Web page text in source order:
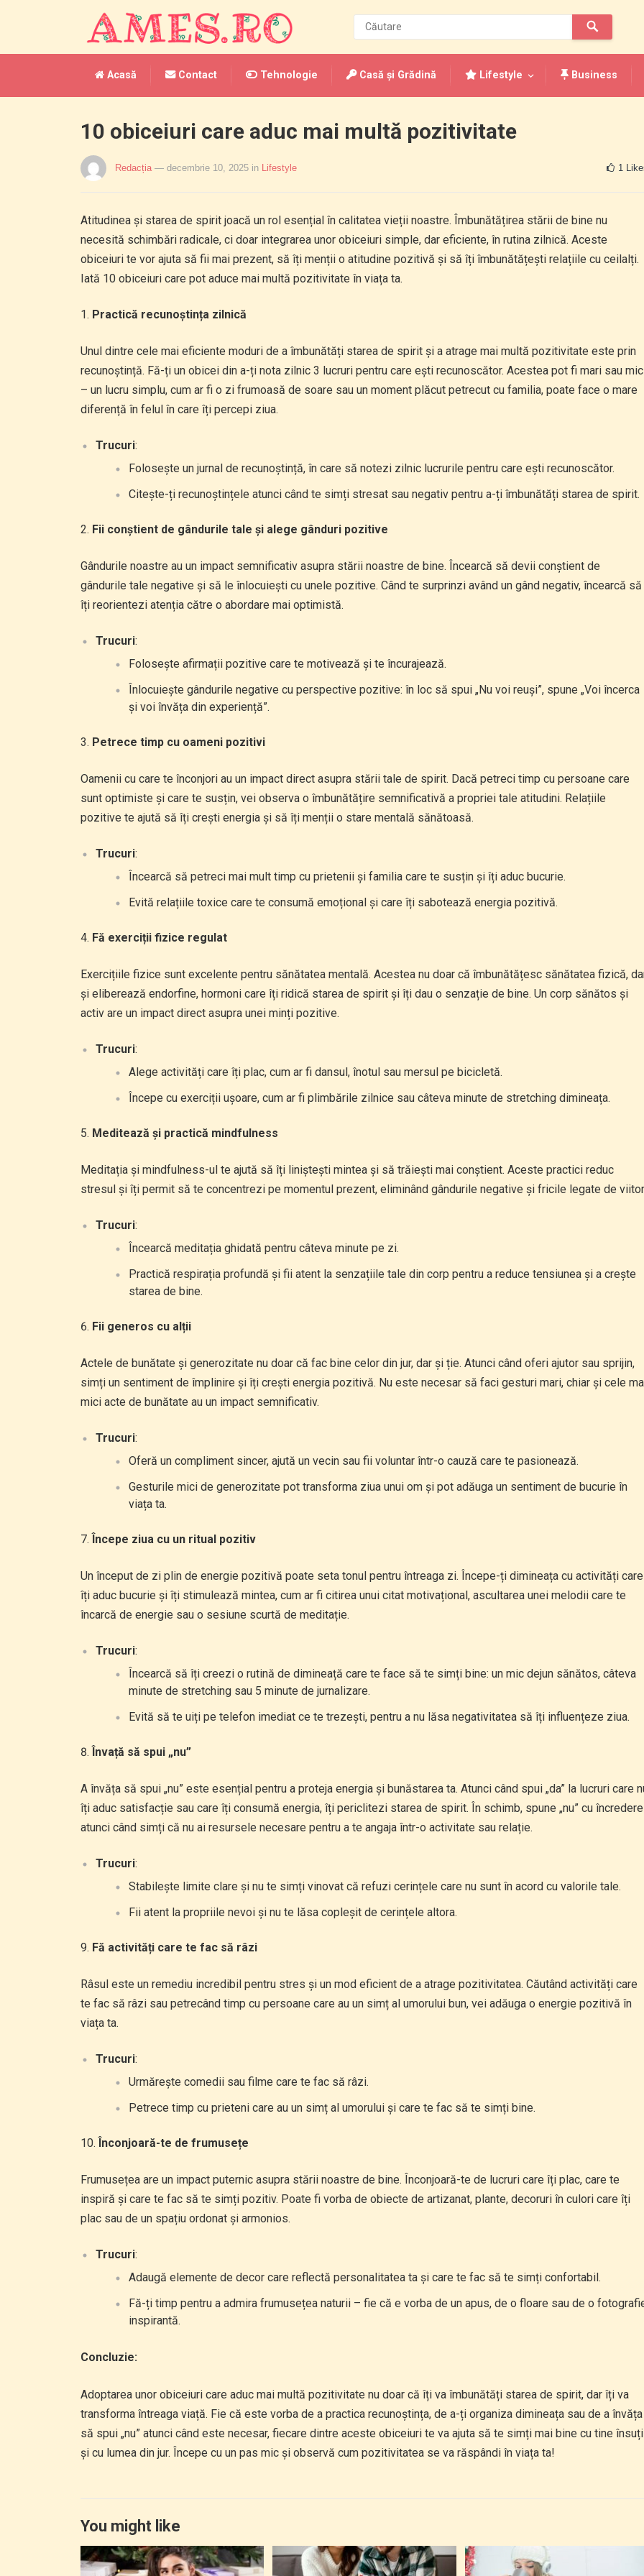
Acasă Contact Tehnologie Casă și Grădină Lifestyle Business
10 obiceiuri care aduc mai multă pozitivitate
Redacția — decembrie 10, 2025 in Lifestyle 1
Atitudinea și starea de spirit joacă un rol esențial în calitatea vieții noastre. Îmbunătățirea stării de bine nu
necesită schimbări radicale, ci doar integrarea unor obiceiuri simple, dar eficiente, în rutina zilnică. Aceste
obiceiuri te vor ajuta să fii mai prezent, să îți menții o atitudine pozitivă și să îți îmbunătățești relațiile cu ceilalți.
Iată 10 obiceiuri care pot aduce mai multă pozitivitate în viața ta.
Practică recunoștința zilnică
Unul dintre cele mai eficiente moduri de a îmbunătăți starea de spirit și a atrage mai multă pozitivitate este prin
recunoștință. Fă-ți un obicei din a-ți nota zilnic 3 lucruri pentru care ești recunoscător. Acestea pot fi mari sau
– un lucru simplu, cum ar fi o zi frumoasă de soare sau un moment plăcut petrecut cu familia, poate face o mare
diferență în felul în care îți percepi ziua.
Trucuri:
Folosește un jurnal de recunoștință, în care să notezi zilnic lucrurile pentru care ești recunoscător.
Citește-ți recunoștințele atunci când te simți stresat sau negativ pentru a-ți îmbunătăți starea de spirit.
Fii conștient de gândurile tale și alege gânduri pozitive
Gândurile noastre au un impact semnificativ asupra stării noastre de bine. Încearcă să devii conștient de
gândurile tale negative și să le înlocuiești cu unele pozitive. Când te surprinzi având un gând negativ, încearcă să
îți reorientezi atenția către o abordare mai optimistă.
Trucuri:
Folosește afirmații pozitive care te motivează și te încurajează.
Înlocuiește gândurile negative cu perspective pozitive: în loc să spui „Nu voi reuși”, spune „Voi încerca
și voi învăța din experiență”.
Petrece timp cu oameni pozitivi
Oamenii cu care te înconjori au un impact direct asupra stării tale de spirit. Dacă petreci timp cu persoane care
sunt optimiste și care te susțin, vei observa o îmbunătățire semnificativă a propriei tale atitudini. Relațiile
pozitive te ajută să îți crești energia și să îți menții o stare mentală sănătoasă.
Trucuri:
Încearcă să petreci mai mult timp cu prietenii și familia care te susțin și îți aduc bucurie.
Evită relațiile toxice care te consumă emoțional și care îți sabotează energia pozitivă.
Fă exerciții fizice regulat
Exercițiile fizice sunt excelente pentru sănătatea mentală. Acestea nu doar că îmbunătățesc sănătatea fizică,
și eliberează endorfine, hormoni care îți ridică starea de spirit și îți dau o senzație de bine. Un corp sănătos și
activ are un impact direct asupra unei minți pozitive.
Trucuri:
Alege activități care îți plac, cum ar fi dansul, înotul sau mersul pe bicicletă.
Începe cu exerciții ușoare, cum ar fi plimbările zilnice sau câteva minute de stretching dimineața.
Meditează și practică mindfulness
Meditația și mindfulness-ul te ajută să îți liniștești mintea și să trăiești mai conștient. Aceste practici reduc
stresul și îți permit să te concentrezi pe momentul prezent, eliminând gândurile negative și fricile legate de
Trucuri:
Încearcă meditația ghidată pentru câteva minute pe zi.
Practică respirația profundă și fii atent la senzațiile tale din corp pentru a reduce tensiunea și a crește
starea de bine.
Fii generos cu alții
Actele de bunătate și generozitate nu doar că fac bine celor din jur, dar și ție. Atunci când oferi ajutor sau sprijin,
simți un sentiment de împlinire și îți crești energia pozitivă. Nu este necesar să faci gesturi mari, chiar și cele
mici acte de bunătate au un impact semnificativ.
Trucuri:
Oferă un compliment sincer, ajută un vecin sau fii voluntar într-o cauză care te pasionează.
Gesturile mici de generozitate pot transforma ziua unui om și pot adăuga un sentiment de bucurie în
viața ta.
Începe ziua cu un ritual pozitiv
Un început de zi plin de energie pozitivă poate seta tonul pentru întreaga zi. Începe-ți dimineața cu activități care
îți aduc bucurie și îți stimulează mintea, cum ar fi citirea unui citat motivațional, ascultarea unei melodii care te
încarcă de energie sau o sesiune scurtă de meditație.
Trucuri:
Încearcă să îți creezi o rutină de dimineață care te face să te simți bine: un mic dejun sănătos, câteva
minute de stretching sau 5 minute de jurnalizare.
Evită să te uiți pe telefon imediat ce te trezești, pentru a nu lăsa negativitatea să îți influențeze ziua.
Învață să spui „nu”
A învăța să spui „nu” este esențial pentru a proteja energia și bunăstarea ta. Atunci când spui „da” la lucruri care
îți aduc satisfacție sau care îți consumă energia, îți periclitezi starea de spirit. În schimb, spune „nu” cu încredere
atunci când simți că nu ai resursele necesare pentru a te angaja într-o activitate sau relație.
Trucuri:
Stabilește limite clare și nu te simți vinovat că refuzi cerințele care nu sunt în acord cu valorile tale.
Fii atent la propriile nevoi și nu te lăsa copleșit de cerințele altora.
Fă activități care te fac să râzi
Râsul este un remediu incredibil pentru stres și un mod eficient de a atrage pozitivitatea. Căutând activități care
te fac să râzi sau petrecând timp cu persoane care au un simț al umorului bun, vei adăuga o energie pozitivă în
viața ta.
Trucuri:
Urmărește comedii sau filme care te fac să râzi.
Petrece timp cu prieteni care au un simț al umorului și care te fac să te simți bine.
Înconjoară-te de frumusețe
Frumusețea are un impact puternic asupra stării noastre de bine. Înconjoară-te de lucruri care îți plac, care te
inspiră și care te fac să te simți pozitiv. Poate fi vorba de obiecte de artizanat, plante, decoruri în culori care îți
plac sau de un spațiu ordonat și armonios.
Trucuri:
Adaugă elemente de decor care reflectă personalitatea ta și care te fac să te simți confortabil.
Fă-ți timp pentru a admira frumusețea naturii – fie că e vorba de un apus, de o floare sau de o
inspirantă.
Concluzie:
Adoptarea unor obiceiuri care aduc mai multă pozitivitate nu doar că îți va îmbunătăți starea de spirit, dar îți va
transforma întreaga viață. Fie că este vorba de a practica recunoștința, de a-ți organiza dimineața sau de a învăța
să spui „nu” atunci când este necesar, fiecare dintre aceste obiceiuri te va ajuta să te simți mai bine cu tine însuți
și cu lumea din jur. Începe cu un pas mic și observă cum pozitivitatea se va răspândi în viața ta!
You might like